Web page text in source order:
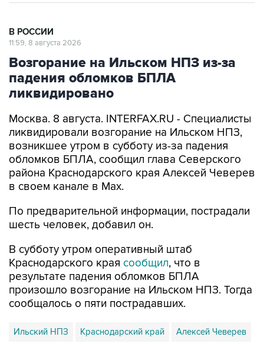
В РОССИИ
11:59, 8 августа 2026
Возгорание на Ильском НПЗ из-за
падения обломков БПЛА
ликвидировано
Москва. 8 августа. INTERFAX.RU - Специалисты
ликвидировали возгорание на Ильском НПЗ,
возникшее утром в субботу из-за падения
обломков БПЛА, сообщил глава Северского
района Краснодарского края Алексей Чеверев
в своем канале в Max.
По предварительной информации, пострадали
шесть человек, добавил он.
В субботу утром оперативный штаб
Краснодарского края сообщил, что в
результате падения обломков БПЛА
произошло возгорание на Ильском НПЗ. Тогда
сообщалось о пяти пострадавших.
Ильский НПЗ Краснодарский край Алексей Чеверев